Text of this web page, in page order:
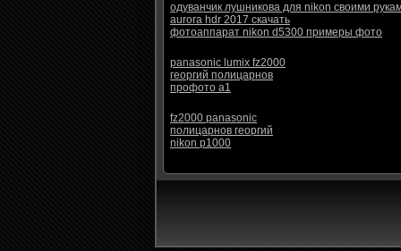
одуванчик лушникова для nikon своими
aurora hdr 2017 скачать
фотоаппарат nikon d5300 примеры фото
panasonic lumix fz2000
георгий полицарнов
профото а1
fz2000 panasonic
полицарнов георгий
nikon p1000